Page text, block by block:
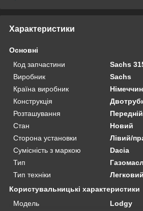
Характеристики
Основні
Код запчастини
Sachs
Виробник
Sachs
Країна виробник
Конструкція
Розташування
Стан
Новий
Сторона установки
Лівий/
Сумісність з маркою
Dacia
Тип
Тип техніки
Користувальницькі характеристики
Мoдель
Lodgy